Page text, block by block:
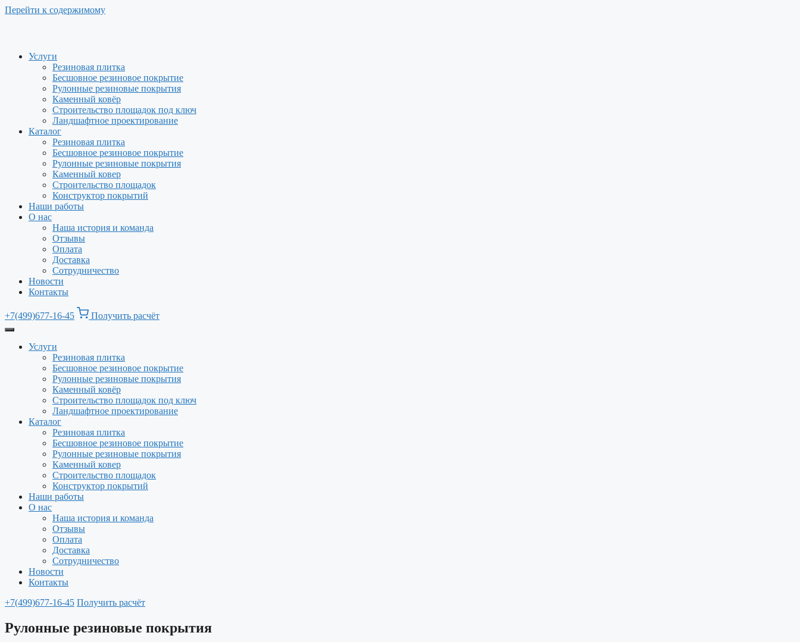
Перейти к содержимому
Услуги
Резиновая плитка
Бесшовное резиновое покрытие
Рулонные резиновые покрытия
Каменный ковёр
Строительство площадок под ключ
Ландшафтное проектирование
Каталог
Резиновая плитка
Бесшовное резиновое покрытие
Рулонные резиновые покрытия
Каменный ковер
Строительство площадок
Конструктор покрытий
Наши работы
О нас
Наша история и команда
Отзывы
Оплата
Доставка
Сотрудничество
Новости
Контакты
+7(499)677-16-45 Получить расчёт
Услуги
Резиновая плитка
Бесшовное резиновое покрытие
Рулонные резиновые покрытия
Каменный ковёр
Строительство площадок под ключ
Ландшафтное проектирование
Каталог
Резиновая плитка
Бесшовное резиновое покрытие
Рулонные резиновые покрытия
Каменный ковер
Строительство площадок
Конструктор покрытий
Наши работы
О нас
Наша история и команда
Отзывы
Оплата
Доставка
Сотрудничество
Новости
Контакты
+7(499)677-16-45 Получить расчёт
Рулонные резиновые покрытия